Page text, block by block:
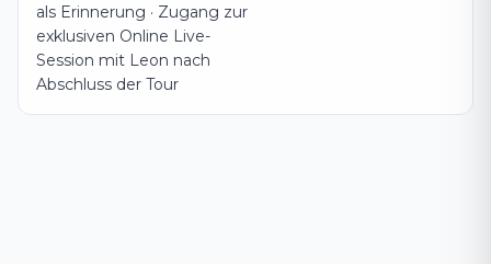
als Erinnerung · Zugang zur
exklusiven Online Live-
Session mit Leon nach
Abschluss der Tour